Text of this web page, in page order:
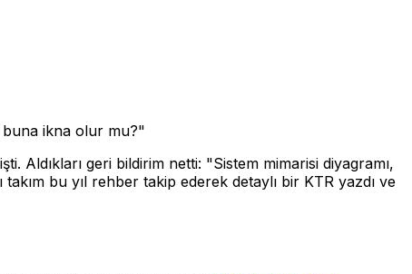
ikna olur mu?"
Aldıkları geri bildirim netti: "Sistem mimarisi diyagramı,
takım bu yıl rehber takip ederek detaylı bir KTR yazdı ve